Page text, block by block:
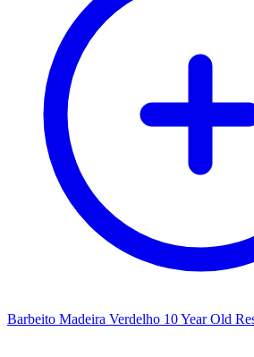
Barbeito Madeira Verdelho 10 Year Old